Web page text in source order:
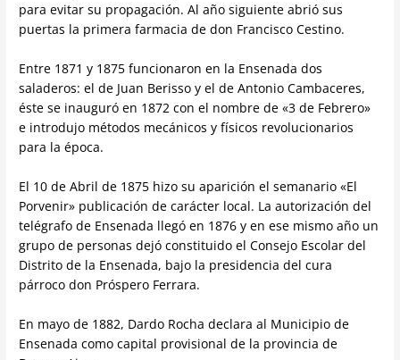
para evitar su propagación. Al año siguiente abrió sus
puertas la primera farmacia de don Francisco Cestino.
Entre 1871 y 1875 funcionaron en la Ensenada dos
saladeros: el de Juan Berisso y el de Antonio Cambaceres,
éste se inauguró en 1872 con el nombre de «3 de Febrero»
e introdujo métodos mecánicos y físicos revolucionarios
para la época.
El 10 de Abril de 1875 hizo su aparición el semanario «El
Porvenir» publicación de carácter local. La autorización del
telégrafo de Ensenada llegó en 1876 y en ese mismo año un
grupo de personas dejó constituido el Consejo Escolar del
Distrito de la Ensenada, bajo la presidencia del cura
párroco don Próspero Ferrara.
En mayo de 1882, Dardo Rocha declara al Municipio de
Ensenada como capital provisional de la provincia de